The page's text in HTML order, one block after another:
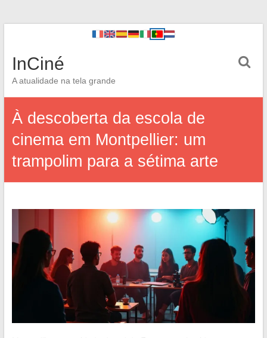
InCiné
A atualidade na tela grande
À descoberta da escola de
cinema em Montpellier: um
trampolim para a sétima arte